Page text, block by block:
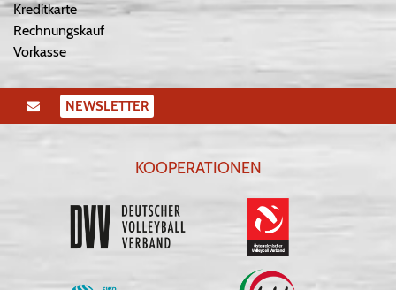
Kreditkarte
Rechnungskauf
Vorkasse
NEWSLETTER
KOOPERATIONEN